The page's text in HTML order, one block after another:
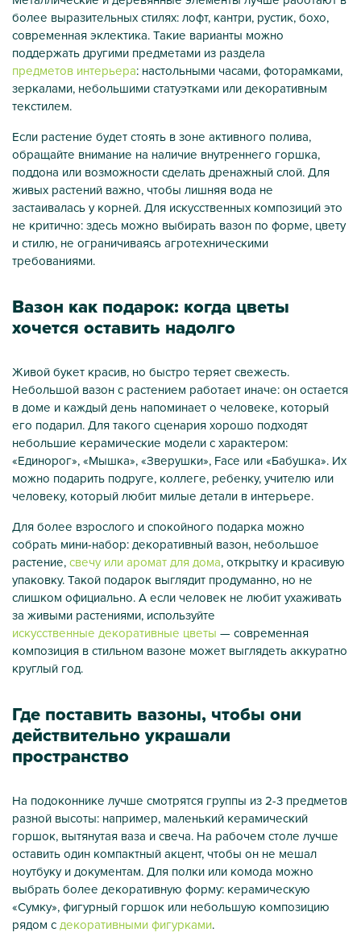
более выразительных стилях: лофт, кантри, рустик, бохо,
современная эклектика. Такие варианты можно
поддержать другими предметами из раздела
предметов интерьера: настольными часами, фоторамками,
зеркалами, небольшими статуэтками или декоративным
текстилем.
Если растение будет стоять в зоне активного полива,
обращайте внимание на наличие внутреннего горшка,
поддона или возможности сделать дренажный слой. Для
живых растений важно, чтобы лишняя вода не
застаивалась у корней. Для искусственных композиций это
не критично: здесь можно выбирать вазон по форме, цвету
и стилю, не ограничиваясь агротехническими
требованиями.
Вазон как подарок: когда цветы
хочется оставить надолго
Живой букет красив, но быстро теряет свежесть.
Небольшой вазон с растением работает иначе: он остается
в доме и каждый день напоминает о человеке, который
его подарил. Для такого сценария хорошо подходят
небольшие керамические модели с характером:
«Единорог», «Мышка», «Зверушки», Face или «Бабушка». Их
можно подарить подруге, коллеге, ребенку, учителю или
человеку, который любит милые детали в интерьере.
Для более взрослого и спокойного подарка можно
собрать мини-набор: декоративный вазон, небольшое
растение,свечу или аромат для дома, открытку и красивую
упаковку. Такой подарок выглядит продуманно, но не
слишком официально. А если человек не любит ухаживать
за живыми растениями, используйте
искусственные декоративные цветы — современная
композиция в стильном вазоне может выглядеть аккуратно
круглый год.
Где поставить вазоны, чтобы они
действительно украшали
пространство
На подоконнике лучше смотрятся группы из 2-3 предметов
разной высоты: например, маленький керамический
горшок, вытянутая ваза и свеча. На рабочем столе лучше
оставить один компактный акцент, чтобы он не мешал
ноутбуку и документам. Для полки или комода можно
выбрать более декоративную форму: керамическую
«Сумку», фигурный горшок или небольшую композицию
рядом сдекоративными фигурками.